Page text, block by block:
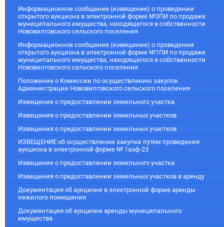
Информационное сообщение (извещение) о проведении
открытого аукциона в электронной форме №3ПИ по продаже
муниципального имущества, находящегося в собственности
Нововилговского сельского поселения
Информационное сообщение (извещение) о проведении
открытого аукциона в электронной форме №1ПИ по продаже
муниципального имущества, находящегося в собственности
Нововилговского сельского поселения
Положение о Комиссии по осуществлению закупок
Администрации Нововилговского сельского поселения
Извещение о предоставлении земельного участка
Извещения о предоставлении земельных участков
Извещения о предоставлении земельных участков
ИЗВЕЩЕНИЕ об осуществлении закупки путем проведения
аукциона в электронной форме № 1аэф-23
Извещение о предоставлении земельного участка
Извещения о предоставлении земельных участков в аренду
Документация об аукционе в электронной форме аренды
нежилого помещения
Документация об аукционе аренды муниципального
имущества